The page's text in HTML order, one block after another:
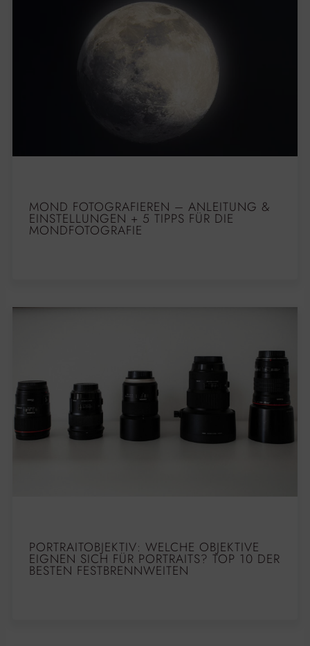
MOND FOTOGRAFIEREN – ANLEITUNG &
EINSTELLUNGEN + 5 TIPPS FÜR DIE
MONDFOTOGRAFIE
PORTRAITOBJEKTIV: WELCHE OBJEKTIVE
EIGNEN SICH FÜR PORTRAITS? TOP 10 DER
BESTEN FESTBRENNWEITEN